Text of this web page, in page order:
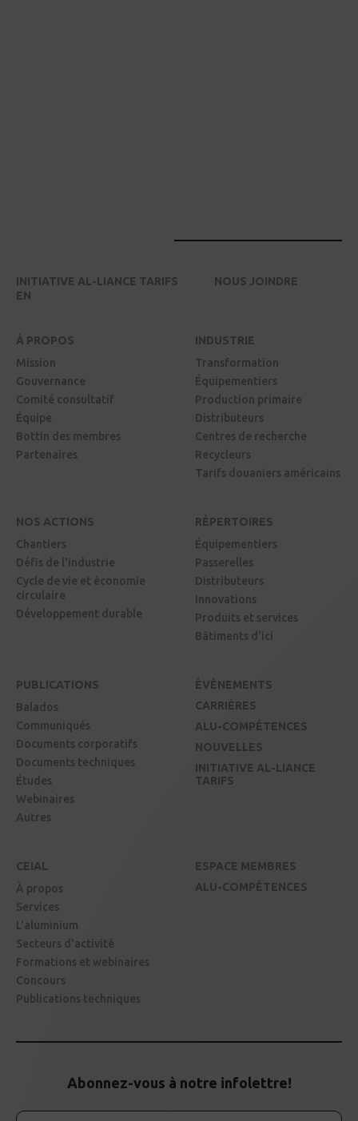
INITIATIVE AL-LIANCE TARIFS
NOUS JOINDRE
EN
À PROPOS
Mission
Gouvernance
Comité consultatif
Équipe
Bottin des membres
Partenaires
INDUSTRIE
Transformation
Équipementiers
Production primaire
Distributeurs
Centres de recherche
Recycleurs
Tarifs douaniers américains
NOS ACTIONS
Chantiers
Défis de l'industrie
Cycle de vie et économie
circulaire
Développement durable
RÉPERTOIRES
Équipementiers
Passerelles
Distributeurs
Innovations
Produits et services
Bâtiments d'ici
PUBLICATIONS
Balados
Communiqués
Documents corporatifs
Documents techniques
Études
Webinaires
Autres
ÉVÉNEMENTS
CARRIÈRES
ALU-COMPÉTENCES
NOUVELLES
INITIATIVE AL-LIANCE
TARIFS
CEIAL
À propos
Services
L'aluminium
Secteurs d'activité
Formations et webinaires
Concours
Publications techniques
ESPACE MEMBRES
ALU-COMPÉTENCES
Abonnez-vous à notre infolettre!